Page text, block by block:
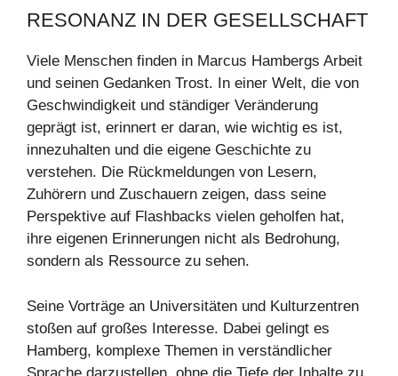
RESONANZ IN DER GESELLSCHAFT
Viele Menschen finden in Marcus Hambergs Arbeit
und seinen Gedanken Trost. In einer Welt, die von
Geschwindigkeit und ständiger Veränderung
geprägt ist, erinnert er daran, wie wichtig es ist,
innezuhalten und die eigene Geschichte zu
verstehen. Die Rückmeldungen von Lesern,
Zuhörern und Zuschauern zeigen, dass seine
Perspektive auf Flashbacks vielen geholfen hat,
ihre eigenen Erinnerungen nicht als Bedrohung,
sondern als Ressource zu sehen.
Seine Vorträge an Universitäten und Kulturzentren
stoßen auf großes Interesse. Dabei gelingt es
Hamberg, komplexe Themen in verständlicher
Sprache darzustellen, ohne die Tiefe der Inhalte zu